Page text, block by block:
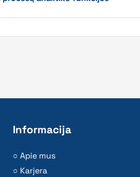
Informacija
Apie mus
Karjera